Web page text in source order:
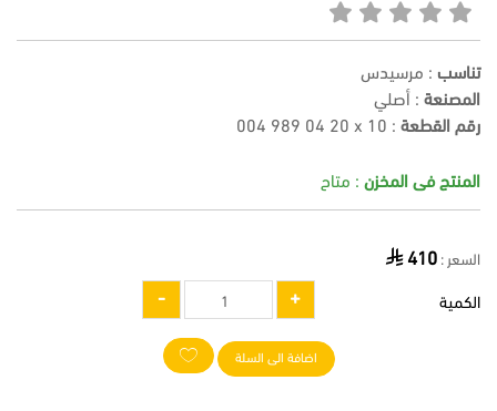
تناسب : مرسيدس
المصنعة : أصلي
رقم القطعة :
004 989 04 20 x 10
المنتج فى المخزن : متاح
السعر :410
الكمية
اضافة الى السلة